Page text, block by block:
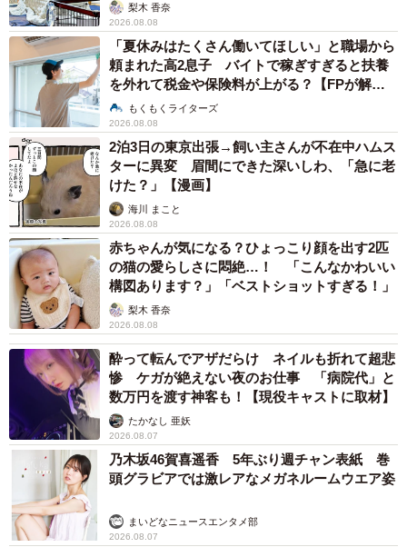
梨木 香奈
2026.08.08
「夏休みはたくさん働いてほしい」と職場から
頼まれた高2息子 バイトで稼ぎすぎると扶養
を外れて税金や保険料が上がる？【FPが解
説】もくもくライターズ
2026.08.08
2泊3日の東京出張→飼い主さんが不在中ハムス
ターに異変 眉間にできた深いしわ、「急に老
けた？」【漫画】
海川 まこと
2026.08.08
赤ちゃんが気になる？ひょっこり顔を出す2匹
の猫の愛らしさに悶絶…！ 「こんなかわいい
構図あります？」「ベストショットすぎる！」
梨木 香奈
2026.08.08
酔って転んでアザだらけ ネイルも折れて超悲
惨 ケガが絶えない夜のお仕事 「病院代」と
数万円を渡す神客も！【現役キャストに取材】
たかなし 亜妖
2026.08.07
乃木坂46賀喜遥香 5年ぶり週チャン表紙 巻
頭グラビアでは激レアなメガネルームウエア姿
まいどなニュースエンタメ部
2026.08.07